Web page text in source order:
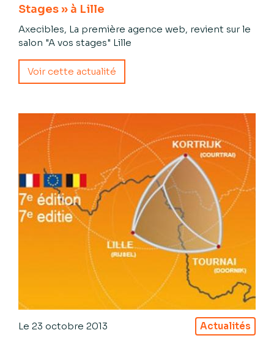
Stages » à Lille
Axecibles, La première agence web, revient sur le
salon "A vos stages" Lille
Voir cette actualité
Le 23 octobre 2013 Actualités